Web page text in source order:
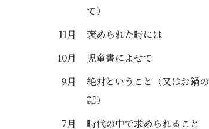
て）
11月
褒められた時には
10月
児童書によせて
9月
絶対ということ（又はお鍋の
話）
7月
時代の中で求められること